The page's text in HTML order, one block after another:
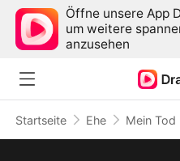
Öffne unsere App
um weitere
anzusehen
Startseite Ehe